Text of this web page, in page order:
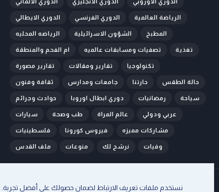
الدوري الايطالي الدوري الفرنسي الرياضة العالمية
الرياضه المحليه الشؤون الاسرائيلية المطبخ
ام الفحم والمنطقة تصفيات ومسابقات عالميه تغذية
تقارير مصورة تقارير ومقالات تكنولوجيا
ثقافة وفنون جامعات ومدارس حارتنا حالة الطقس
حوادث وجرائم دوري ابطال اوروبا رمضانيات سياحة
سيارات طب وصحة عالم المراة عربي ودولي
فلسطينيات فيروس كورونا مشاركات مميزه
ملف القدس منوعات نرشح لك وفيات
سياسة الخصوصية
نستخدم ملفات تعريف الارتباط لضمان حصولك على أفضل تجربة.